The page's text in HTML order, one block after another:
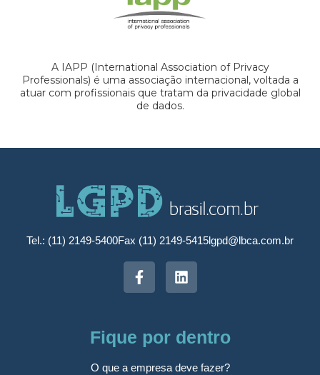
A IAPP (International Association of Privacy
Professionals) é uma associação internacional, voltada a
atuar com profissionais que tratam da privacidade global
de dados.
Tel.: (11) 2149-5400Fax (11) 2149-5415lgpd@lbca.com.br
Fique por dentro
O que a empresa deve fazer?